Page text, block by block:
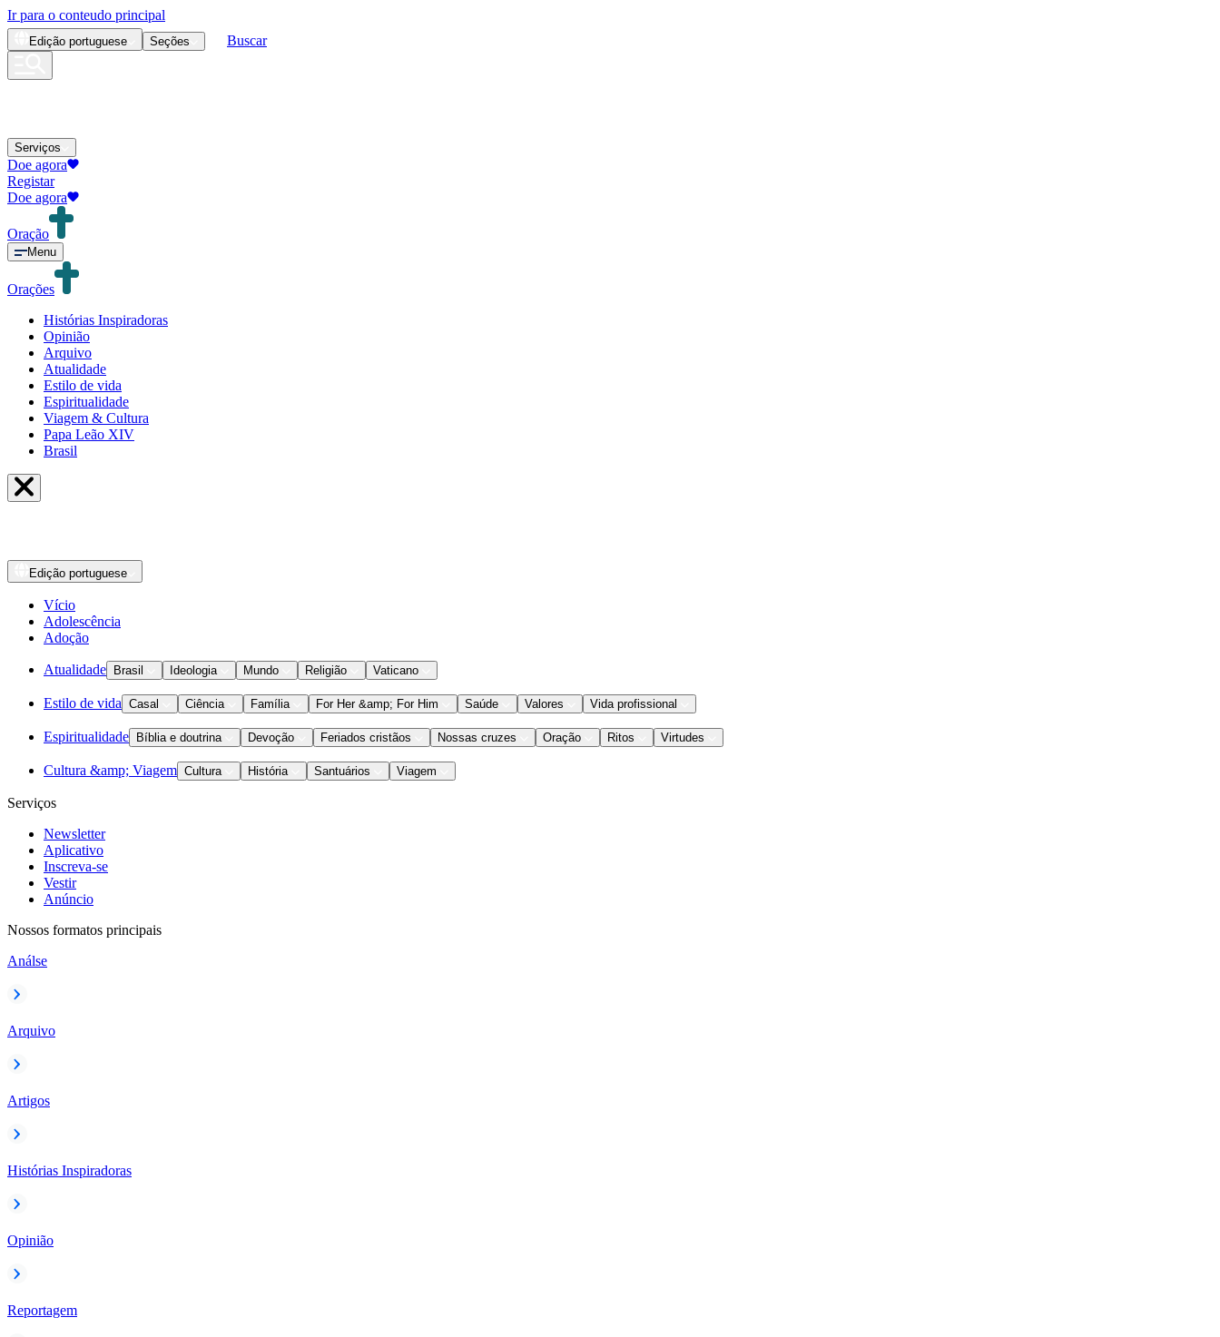
Ir para o conteudo principal
Edição portuguese Seções Buscar
Serviços
Doe agora
Registar
Doe agora
Oração
Menu
Orações
Histórias Inspiradoras
Opinião
Arquivo
Atualidade
Estilo de vida
Espiritualidade
Viagem & Cultura
Papa Leão XIV
Brasil
Edição portuguese
Vício
Adolescência
Adoção
Atualidade Brasil Ideologia Mundo Religião Vaticano
Estilo de vida Casal Ciência Família For Her &amp; For Him Saúde Valores Vida profissional
Espiritualidade Bíblia e doutrina Devoção Feriados cristãos Nossas cruzes Oração Ritos Virtudes
Cultura &amp; Viagem Cultura História Santuários Viagem
Serviços
Newsletter
Aplicativo
Inscreva-se
Vestir
Anúncio
Nossos formatos principais
Análse
Arquivo
Artigos
Histórias Inspiradoras
Opinião
Reportagem